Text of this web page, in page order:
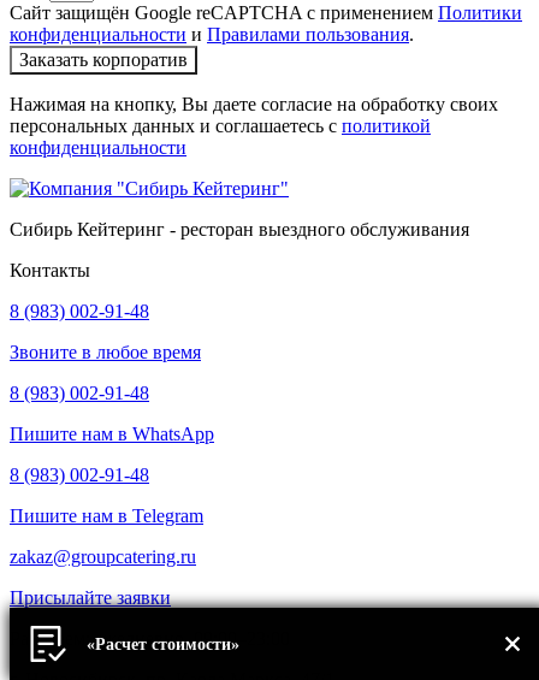
Сайт защищён Google reCAPTCHA с применением Политики
конфиденциальности и Правилами пользования.
Заказать корпоратив
Нажимая на кнопку, Вы даете согласие на обработку своих
персональных данных и соглашаетесь с политикой
конфиденциальности
Сибирь Кейтеринг - ресторан выездного обслуживания
Контакты
8 (983) 002-91-48
Звоните в любое время
8 (983) 002-91-48
Пишите нам в WhatsApp
8 (983) 002-91-48
Пишите нам в Telegram
zakaz@groupcatering.ru
Присылайте заявки
Работаем: ежедневно, 09:00–23:00
«Расчет стоимости»